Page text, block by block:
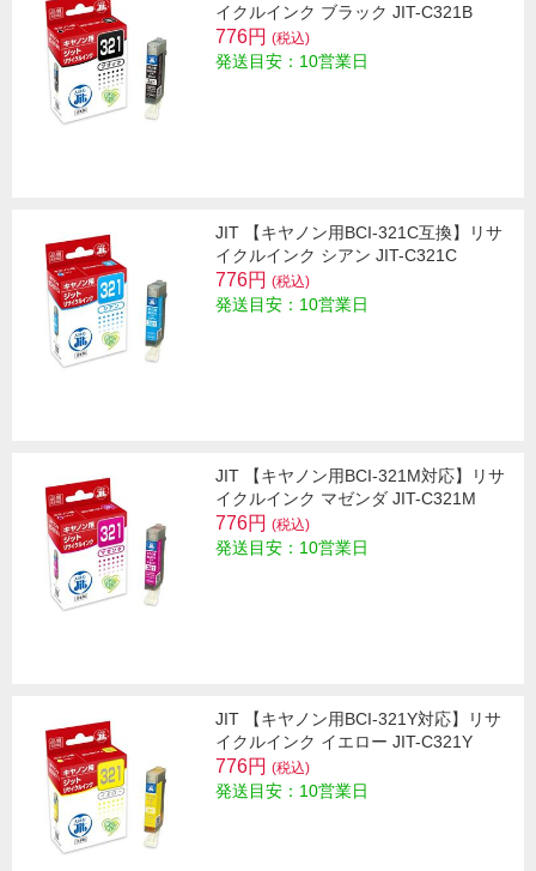
イクルインク ブラック JIT-C321B
776円 (税込)
発送目安：10営業日
JIT 【キヤノン用BCI-321C互換】リサ
イクルインク シアン JIT-C321C
776円 (税込)
発送目安：10営業日
JIT 【キヤノン用BCI-321M対応】リサ
イクルインク マゼンダ JIT-C321M
776円 (税込)
発送目安：10営業日
JIT 【キヤノン用BCI-321Y対応】リサ
イクルインク イエロー JIT-C321Y
776円 (税込)
発送目安：10営業日